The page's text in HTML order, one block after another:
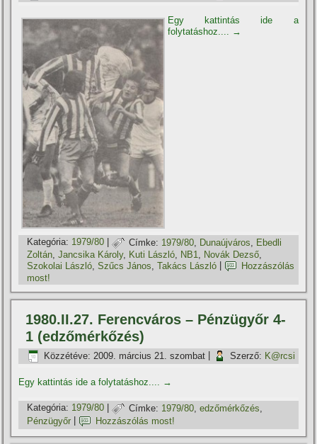
Egy kattintás ide a
folytatáshoz.... →
Kategória: 1979/80 | Címke: 1979/80 Dunaújváros
Ebedli
Zoltán,Jancsika Károly, Kuti László, NB1, Novák Dezső,
Szokolai László ,Szűcs János ,Takács László
Hozzászólás
most!
1980.II.27. Ferencváros – Pénzügyőr 4-
1 (edzőmérkőzés)
Közzétéve: 2009. március 21. szombat Szerző: K@rcsi
Egy kattintás ide a folytatáshoz.... →
Kategória: 1979/80 | Címke: 1979/80 ,edzőmérkőzés
Pénzügyőr
Hozzászólás most!